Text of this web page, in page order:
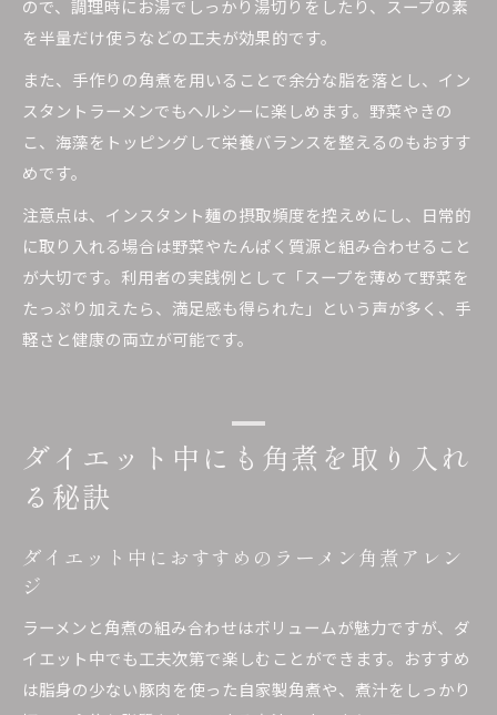
ので、調理時にお湯でしっかり湯切りをしたり、スープの素
を半量だけ使うなどの工夫が効果的です。
また、手作りの角煮を用いることで余分な脂を落とし、イン
スタントラーメンでもヘルシーに楽しめます。野菜やきの
こ、海藻をトッピングして栄養バランスを整えるのもおすす
めです。
注意点は、インスタント麺の摂取頻度を控えめにし、日常的
に取り入れる場合は野菜やたんぱく質源と組み合わせること
が大切です。利用者の実践例として「スープを薄めて野菜を
たっぷり加えたら、満足感も得られた」という声が多く、手
軽さと健康の両立が可能です。
ダイエット中にも角煮を取り入れ
る秘訣
ダイエット中におすすめのラーメン角煮アレン
ジ
ラーメンと角煮の組み合わせはボリュームが魅力ですが、ダ
イエット中でも工夫次第で楽しむことができます。おすすめ
は脂身の少ない豚肉を使った自家製角煮や、煮汁をしっかり